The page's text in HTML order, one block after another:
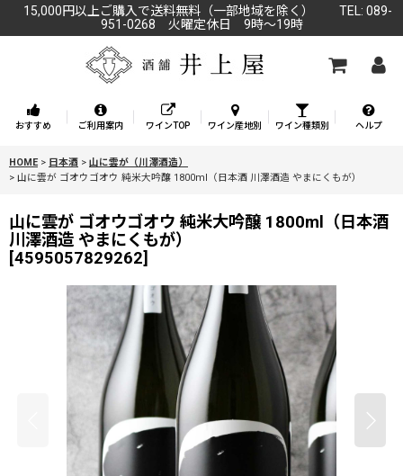
15,000円以上ご購入で送料無料（一部地域を除く） TEL: 089-
951-0268 火曜定休日 9時～19時
おすすめ ご利用案内 ワインTOP ワイン産地別 ワイン種類別 ヘルプ
HOME > 日本酒 > 山に雲が（川澤酒造）
> 山に雲が ゴオウゴオウ 純米大吟醸 1800ml（日本酒 川澤酒造 やまにくもが）
山に雲が ゴオウゴオウ 純米大吟醸 1800ml（日本酒
川澤酒造 やまにくもが）
[4595057829262]